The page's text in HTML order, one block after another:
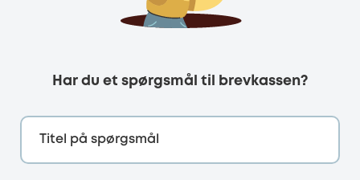
Har du et spørgsmål til brevkassen?
Titel på spørgsmål